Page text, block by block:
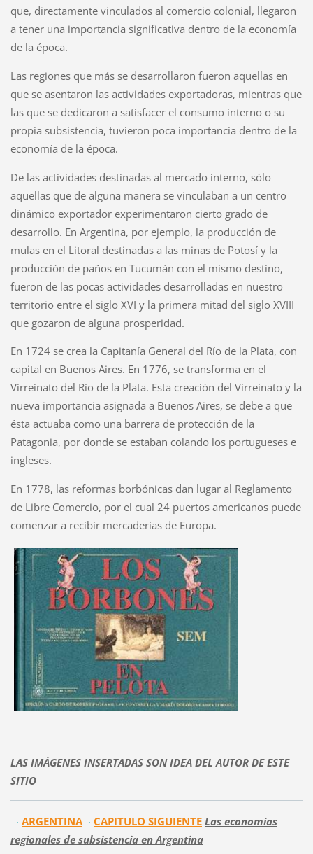
que, directamente vinculados al comercio colonial, llegaron
a tener una importancia significativa dentro de la economía
de la época.
Las regiones que más se desarrollaron fueron aquellas en
que se asentaron las actividades exportadoras, mientras que
las que se dedicaron a satisfacer el consumo interno o su
propia subsistencia, tuvieron poca importancia dentro de la
economía de la época.
De las actividades destinadas al mercado interno, sólo
aquellas que de alguna manera se vinculaban a un centro
dinámico exportador experimentaron cierto grado de
desarrollo. En Argentina, por ejemplo, la producción de
mulas en el Litoral destinadas a las minas de Potosí y la
producción de paños en Tucumán con el mismo destino,
fueron de las pocas actividades desarrolladas en nuestro
territorio entre el siglo XVI y la primera mitad del siglo XVIII
que gozaron de alguna prosperidad.
En 1724 se crea la Capitanía General del Río de la Plata, con
capital en Buenos Aires. En 1776, se transforma en el
Virreinato del Río de la Plata. Esta creación del Virreinato y la
nueva importancia asignada a Buenos Aires, se debe a que
ésta actuaba como una barrera de protección de la
Patagonia, por donde se estaban colando los portugueses e
ingleses.
En 1778, las reformas borbónicas dan lugar al Reglamento
de Libre Comercio, por el cual 24 puertos americanos puede
comenzar a recibir mercaderías de Europa.
LAS IMÁGENES INSERTADAS SON IDEA DEL AUTOR DE ESTE
SITIO
ARGENTINA CAPITULO SIGUIENTE Las economías
regionales de subsistencia en Argentina